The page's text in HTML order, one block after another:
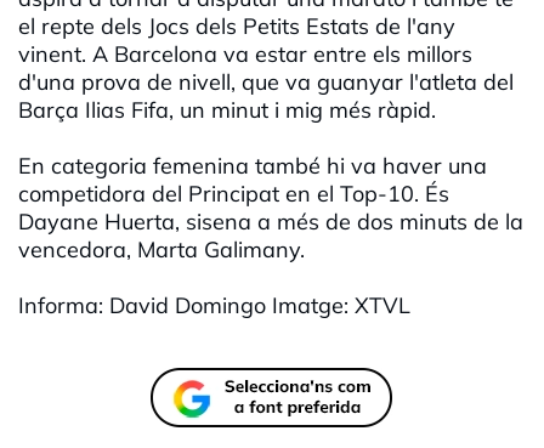
el repte dels Jocs dels Petits Estats de l'any
vinent. A Barcelona va estar entre els millors
d'una prova de nivell, que va guanyar l'atleta del
Barça Ilias Fifa, un minut i mig més ràpid.
En categoria femenina també hi va haver una
competidora del Principat en el Top-10. És
Dayane Huerta, sisena a més de dos minuts de la
vencedora, Marta Galimany.
Informa: David Domingo Imatge: XTVL